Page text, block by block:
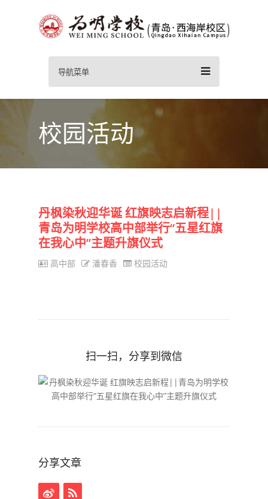
导航菜单
校园活动
丹枫染秋迎华诞 红旗映志启新程||
青岛为明学校高中部举行“五星红旗
在我心中”主题升旗仪式
高中部 潘春香 校园活动
扫一扫，分享到微信
分享文章